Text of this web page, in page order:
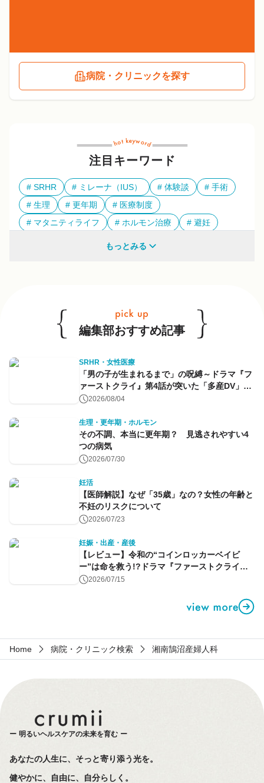
病院・クリニックを探す
注目キーワード
SRHR ミレーナ（IUS） 体験談
手術
生理
更年期
医療制度
マタニティライフ
ホルモン治療
避妊
もっとみる
編集部おすすめ記事
SRHR・女性医療
「男の子が生まれるまで」の呪縛～ドラマ『フ
ァーストクライ』第4話が突いた「多産DV」と
命のコントロール～
2026/08/04
生理・更年期・ホルモン
その不調、本当に更年期？ 見逃されやすい4
つの病気
2026/07/30
妊活
【医師解説】なぜ「35歳」なの？女性の年齢と
不妊のリスクについて
2026/07/23
妊娠・出産・産後
【レビュー】令和の“コインロッカーベイビ
ー”は命を救う!?ドラマ『ファーストクライ』
第1話2026/07/15
Home 病院・クリニック検索 湘南鵠沼産婦人科
明るいヘルスケアの未来を育む
あなたの人生に、そっと寄り添う光を。
健やかに、自由に、自分らしく。